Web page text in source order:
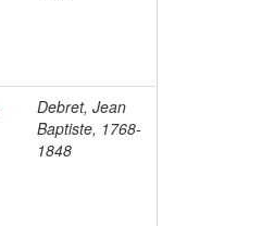
Debret, Jean
Baptiste, 1768-
1848